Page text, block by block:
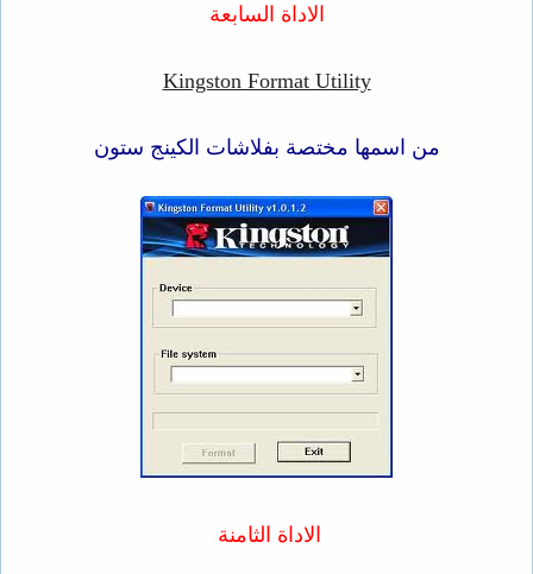
الاداة السابعة
Kingston Format Utility
من اسمها مختصة بفلاشات الكينج ستون
الاداة الثامنة